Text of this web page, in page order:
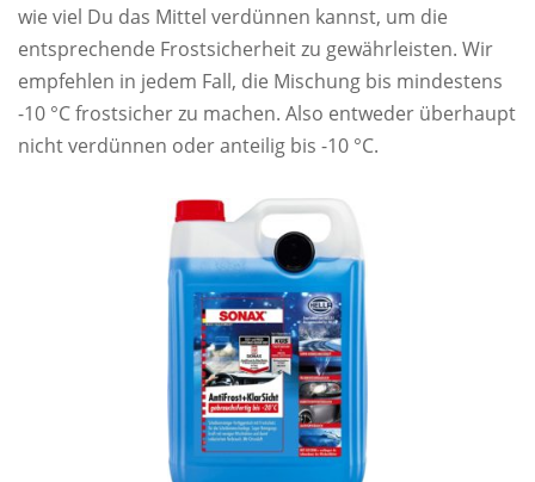
wie viel Du das Mittel verdünnen kannst, um die
entsprechende Frostsicherheit zu gewährleisten. Wir
empfehlen in jedem Fall, die Mischung bis mindestens
-10 °C frostsicher zu machen. Also entweder überhaupt
nicht verdünnen oder anteilig bis -10 °C.